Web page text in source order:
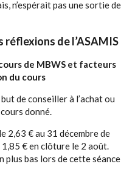
n’espérait pas une sortie de
réflexions de l’ASAMIS
de MBWS et facteurs
du cours
de conseiller à l’achat ou
donné.
2,63 € au 31 décembre de
1,85 € en clôture le 2 août.
plus bas lors de cette séance